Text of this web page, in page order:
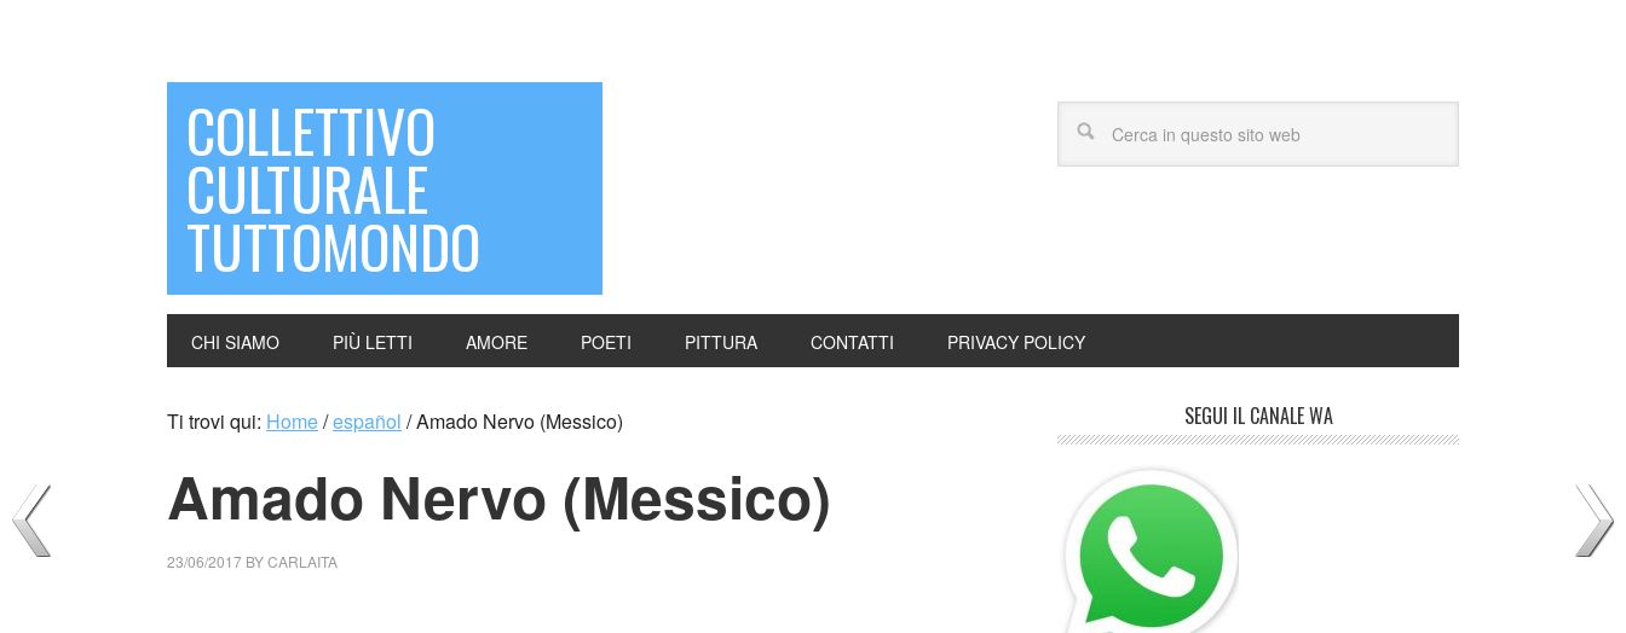
COLLETTIVO
CULTURALE
TUTTOMONDO
CHI SIAMO PIÙ LETTI AMORE POETI PITTURA CONTATTI PRIVACY POLICY
Ti trovi qui: Home/español /Amado Nervo (Messico)
Amado Nervo (Messico)
23/06/2017 BYCARLAITA
SEGUI IL CANALE WA